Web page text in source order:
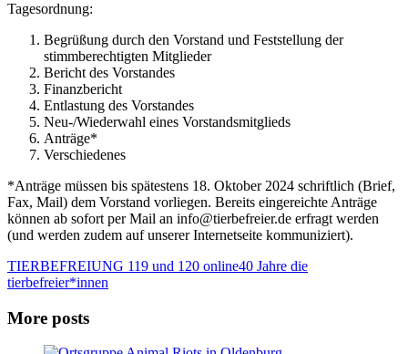
Tagesordnung:
Begrüßung durch den Vorstand und Feststellung der
stimmberechtigten Mitglieder
Bericht des Vorstandes
Finanzbericht
Entlastung des Vorstandes
Neu-/Wiederwahl eines Vorstandsmitglieds
Anträge*
Verschiedenes
*Anträge müssen bis spätestens 18. Oktober 2024 schriftlich (Brief,
Fax, Mail) dem Vorstand vorliegen. Bereits eingereichte Anträge
können ab sofort per Mail an info@tierbefreier.de erfragt werden
(und werden zudem auf unserer Internetseite kommuniziert).
TIERBEFREIUNG 119 und 120 online40 Jahre die
tierbefreier*innen
More posts